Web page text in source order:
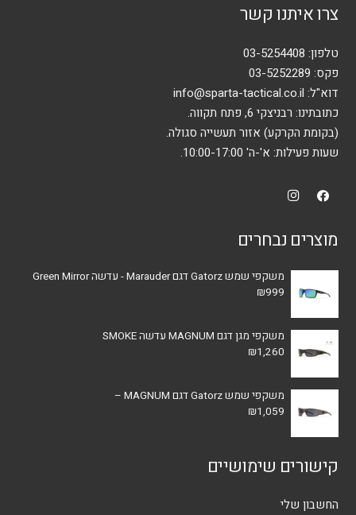
המוצר
צרו איתנו קשר
טלפון: 03-5254408
פקס: 03-5252289
דוא"ל: info@sparta-tactical.co.il
כתובתינו: רבניצקי 6, פתח תקווה.
(בקומת הקרקע) אזור תעשייה סגולה.
שעות פעילות: א'-ה' 10:00-17:00.
מוצרים נבחרים
משקפי שמש Gatorz דגם Marauder - עדשה Green Mirror
₪999
משקפי מגן דגם MAGNUM עדשה SMOKE
₪1,260
משקפי שמש Gatorz דגם MAGNUM –
₪1,059
קישורים שימושיים
החשבון שלי